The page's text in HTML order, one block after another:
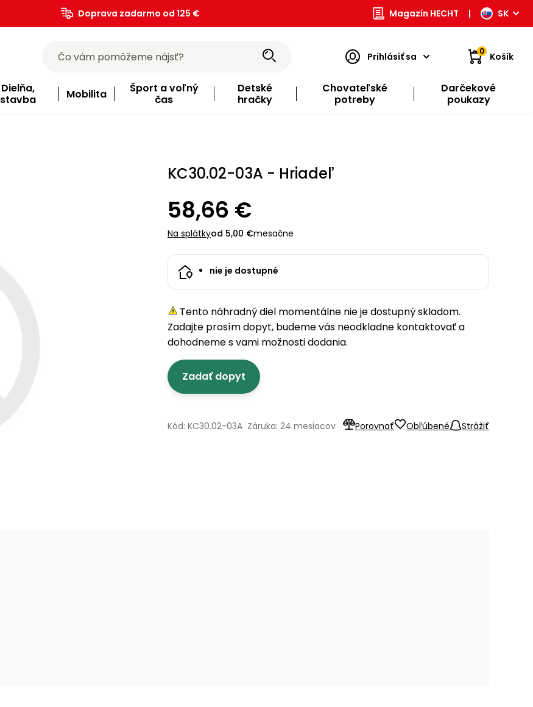
Doprava zadarmo od 125 € Magazín HECHT | SK
Prihlásiť sa 0 Košík
Dielňa,
stavba
Mobilita
Šport a voľný
čas
Detské
hračky
Chovateľské
potreby
Darčekové
poukazy
KC30.02-03A - Hriadeľ
58,66 €
Na splátkyod 5,00 €mesačne
nie je dostupné
Tento náhradný diel momentálne nie je dostupný skladom.
Zadajte prosím dopyt, budeme vás neodkladne kontaktovať a
dohodneme s vami možnosti dodania.
Zadať dopyt
Porovnať Obľúbené Strážiť
Kód: KC30.02-03A Záruka: 24 mesiacov